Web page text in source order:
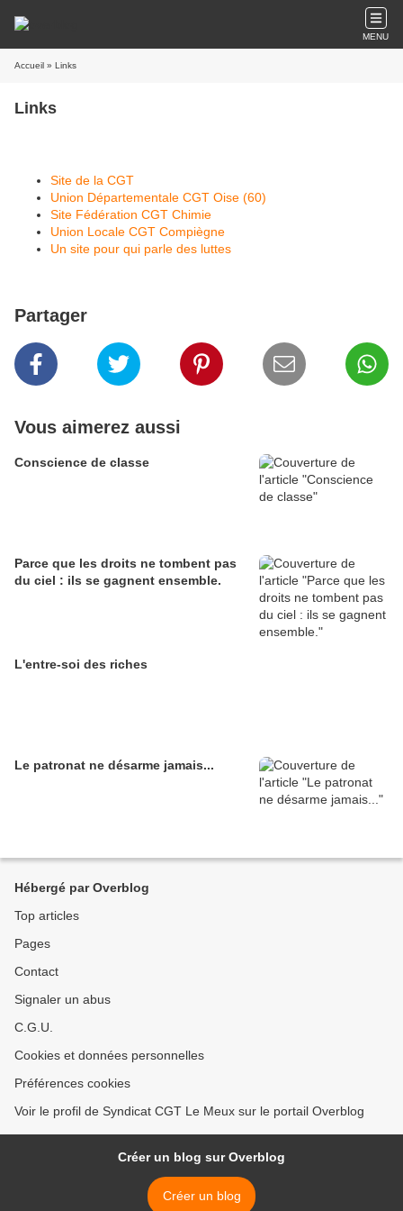
MENU
Accueil » Links
Links
Site de la CGT
Union Départementale CGT Oise (60)
Site Fédération CGT Chimie
Union Locale CGT Compiègne
Un site pour qui parle des luttes
Partager
Vous aimerez aussi
Conscience de classe
Parce que les droits ne tombent pas
du ciel : ils se gagnent ensemble.
L'entre-soi des riches
Le patronat ne désarme jamais...
Hébergé par Overblog
Top articles
Pages
Contact
Signaler un abus
C.G.U.
Cookies et données personnelles
Préférences cookies
Voir le profil de Syndicat CGT Le Meux sur le portail Overblog
Créer un blog sur Overblog
Créer un blog